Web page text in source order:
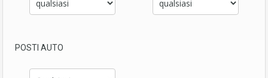
POSTI AUTO